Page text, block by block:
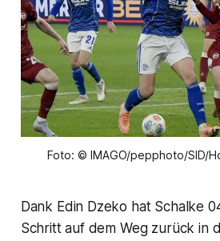
Foto: © IMAGO/pepphoto/SID/
Dank Edin Dzeko hat Schalke
Schritt auf dem Weg zurück in